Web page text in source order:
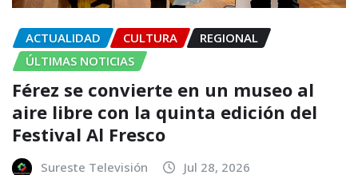
ACTUALIDAD CULTURA
REGIONAL
ÚLTIMAS NOTICIAS
Férez se convierte en un museo al
aire libre con la quinta edición del
Festival Al Fresco
Sureste Televisión Jul 28, 2026